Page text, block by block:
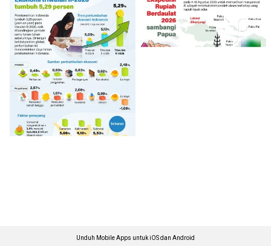
Unduh Mobile Apps untuk iOS dan Android